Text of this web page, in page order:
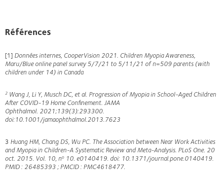
Références
[1] Données internes, CooperVision 2021. Children Myopia Awareness,
Maru/Blue online panel survey 5/7/21 to 5/11/21 of n=509 parents (with
children under 14) in Canada
2 Wang J, Li Y, Musch DC, et al. Progression of Myopia in School-Aged Children
After COVID-19 Home Confinement. JAMA
Ophthalmol. 2021;139(3):293300.
doi:10.1001/jamaophthalmol.2013.7623
3 Huang HM, Chang DS, Wu PC. The Association between Near Work Activities
and Myopia in Children-A Systematic Review and Meta-Analysis. PLoS One. 20
oct. 2015. Vol. 10, no 10. e0140419. doi: 10.1371/journal.pone.0140419.
PMID : 26485393 ; PMCID : PMC4618477.